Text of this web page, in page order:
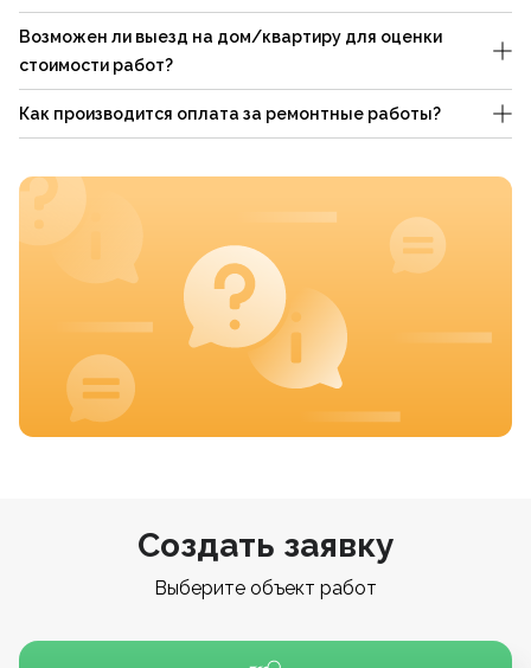
Возможен ли выезд на дом/квартиру для оценки
стоимости работ?
Как производится оплата за ремонтные работы?
Создать заявку
Выберите объект работ